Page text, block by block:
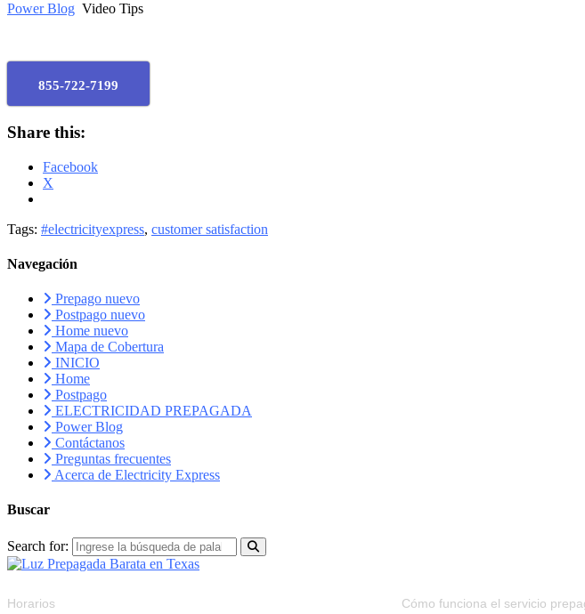
Power Blog Video Tips
855-722-7199
Share this:
Facebook
X
Tags: #electricityexpress, customer satisfaction
Navegación
Prepago nuevo
Postpago nuevo
Home nuevo
Mapa de Cobertura
INICIO
Home
Postpago
ELECTRICIDAD PREPAGADA
Power Blog
Contáctanos
Preguntas frecuentes
Acerca de Electricity Express
Buscar
Search for:
Horarios Cómo funciona el servicio